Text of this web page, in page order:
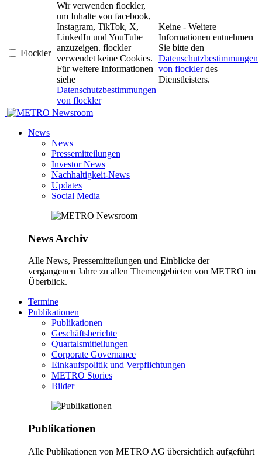
Flockler
Wir verwenden flockler,
um Inhalte von facebook,
Instagram, TikTok, X,
LinkedIn und YouTube
anzuzeigen. flockler
verwendet keine Cookies.
Für weitere Informationen
siehe
Datenschutzbestimmungen
von flockler
Keine - Weitere
Informationen entnehmen
Sie bitte den
Datenschutzbestimmungen
von flocklerdes
Dienstleisters.
Newsroom
News
News
Pressemitteilungen
Investor News
Nachhaltigkeit-News
Updates
Social Media
News Archiv
Alle News, Pressemitteilungen und Einblicke der
vergangenen Jahre zu allen Themengebieten von METRO im
Überblick.
Termine
Publikationen
Publikationen
Geschäftsberichte
Quartalsmitteilungen
Corporate Governance
Einkaufspolitik und Verpflichtungen
METRO Stories
Bilder
Publikationen
Alle Publikationen von METRO AG übersichtlich aufgeführt